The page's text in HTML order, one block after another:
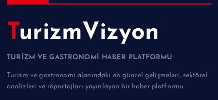
TurizmVizyon
TURİZM VE GASTRONOMİ HABER PLATFORMU
Turizm ve gastronomi alanındaki en güncel gelişmeleri, sektörel
analizleri ve röportajları yayınlayan bir haber platformu.